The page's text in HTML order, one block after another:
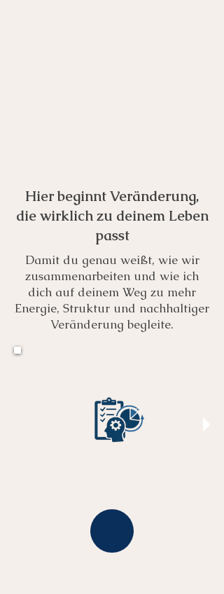
Hier beginnt Veränderung,
die wirklich zu deinem Leben
passt
Damit du genau weißt, wie wir
zusammenarbeiten und wie ich
dich auf deinem Weg zu mehr
Energie, Struktur und nachhaltiger
Veränderung begleite.